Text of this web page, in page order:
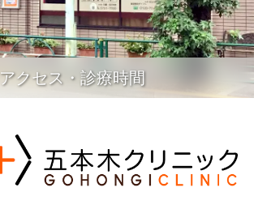
アクセス・診療時間